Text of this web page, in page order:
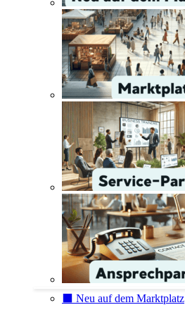
⬛️ Neu auf dem Marktplatz